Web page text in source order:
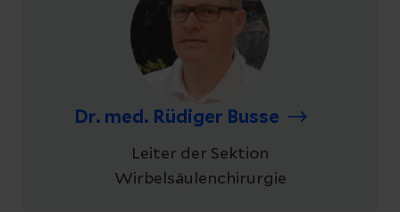
Dr. med. Rüdiger Busse
Leiter der Sektion
Wirbelsäulenchirurgie